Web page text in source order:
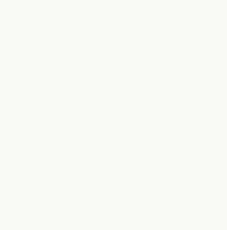
POUR